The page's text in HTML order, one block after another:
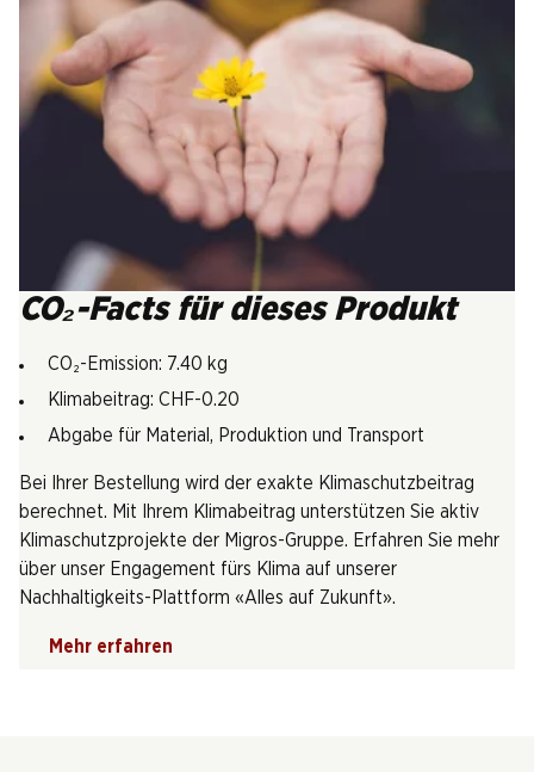
CO₂-Facts für dieses Produkt
CO₂-Emission: 7.40 kg
Klimabeitrag: CHF-0.20
Abgabe für Material, Produktion und Transport
Bei Ihrer Bestellung wird der exakte Klimaschutzbeitrag
berechnet. Mit Ihrem Klimabeitrag unterstützen Sie aktiv
Klimaschutzprojekte der Migros-Gruppe. Erfahren Sie mehr
über unser Engagement fürs Klima auf unserer
Nachhaltigkeits-Plattform «Alles auf Zukunft».
Mehr erfahren